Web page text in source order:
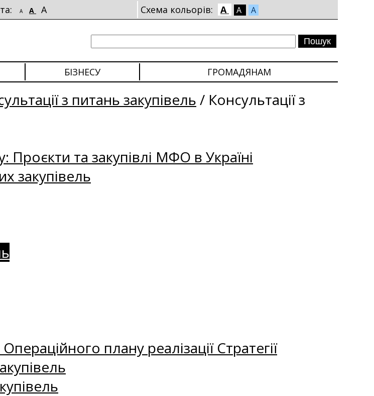
A A A Схема кольорів: A A A
БІЗНЕСУ ГРОМАДЯНАМ
з питань закупівель / Консультації з
Проєкти та закупівлі МФО в Україні
закупівель
плану реалізації Стратегії